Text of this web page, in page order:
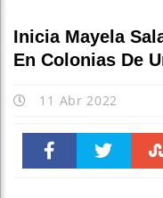
Inicia Mayela
En Colonias De
11 Abr 2022